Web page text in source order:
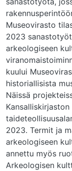
Museovirasto
2023
arkeologiseen
kuului
historiallisista
Näissä
2023. Termit ja
arkeologiseen
annettu myös
Arkeologisen